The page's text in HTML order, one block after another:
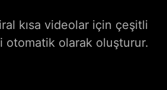
kısa videolar için çeşitli
otomatik olarak oluşturur.